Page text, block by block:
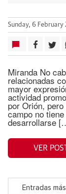
Sunday, 6 February
Miranda No
relacionadas
mayor
actividad
por Orión,
campo no
desarrollarse
VER
Entradas